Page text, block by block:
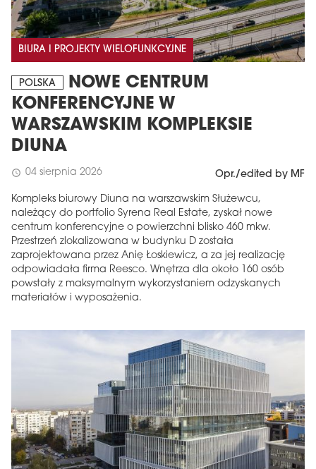
BIURA I PROJEKTY WIELOFUNKCYJNE
POLSKA
NOWE CENTRUM
KONFERENCYJNE W
WARSZAWSKIM KOMPLEKSIE
DIUNA
schedule 04 sierpnia 2026 Opr./edited by MF
Kompleks biurowy Diuna na warszawskim Służewcu,
należący do portfolio Syrena Real Estate, zyskał nowe
centrum konferencyjne o powierzchni blisko 460 mkw.
Przestrzeń zlokalizowana w budynku D została
zaprojektowana przez Anię Łoskiewicz, a za jej realizację
odpowiadała firma Reesco. Wnętrza dla około 160 osób
powstały z maksymalnym wykorzystaniem odzyskanych
materiałów i wyposażenia.